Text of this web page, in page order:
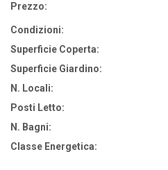
Prezzo:
Condizioni:
Superficie Coperta:
Superficie Giardino:
N. Locali:
Posti Letto:
N. Bagni:
Classe Energetica: